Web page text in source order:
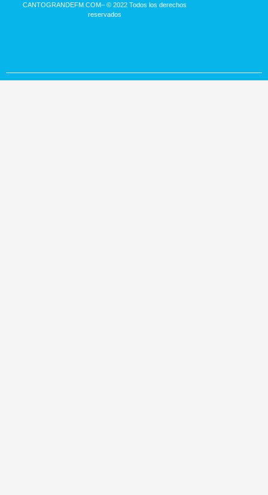
CANTOGRANDEFM.COM– © 2022 Todos los derechos
reservados